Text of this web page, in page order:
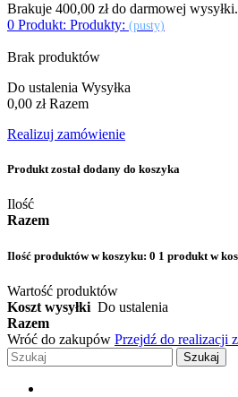
Brakuje 400,00 złdo darmowej wysyłki.
0 Produkt: Produkty: (pusty)
Brak produktów
Do ustalenia Wysyłka
0,00 zł Razem
Realizuj zamówienie
Produkt został dodany do koszyka
Ilość
Razem
Ilość produktów w koszyku: 0 1 produkt w
Wartość produktów
Koszt wysyłki Do ustalenia
Razem
Wróć do zakupów Przejdź do realizacji
Szukaj